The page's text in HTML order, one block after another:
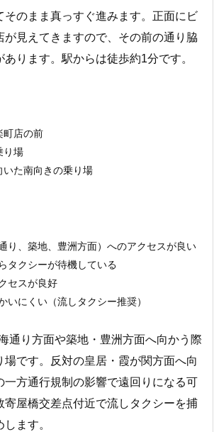
そのまま真っすぐ進みます。正面にビ
が見えてきますので、その前の通り脇
ります。駅からは徒歩約1分です。
町店の前
り場
いた南向きの乗り場
り、築地、豊洲方面）へのアクセスが良い
タクシーが待機している
セスが良好
いにくい（流しタクシー推奨）
通り方面や築地・豊洲方面へ向かう際
場です。反対の皇居・霞が関方面へ向
一方通行規制の影響で遠回りになる可
寄屋橋交差点付近で流しタクシーを捕
ます。